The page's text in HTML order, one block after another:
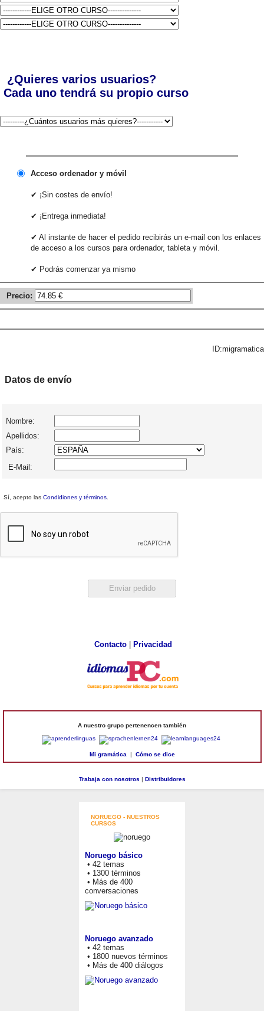
¿Quieres varios usuarios?
Cada uno tendrá su propio curso
Acceso ordenador y móvil
✔ ¡Sin costes de envío!
✔ ¡Entrega inmediata!
✔ Al instante de hacer el pedido recibirás un e-mail con los enlaces
de acceso a los cursos para ordenador, tableta y móvil.
✔ Podrás comenzar ya mismo
Precio:
ID:migramatica
Datos de envío
Nombre:
Apellidos:
País:
E-Mail:
Sí, acepto las Condidiones y términos
Contacto| Privacidad
A nuestro grupo pertenencen también
Mi gramática | Cómo se dice
Trabaja con nosotros | Distribuidores
NORUEGO - NUESTROS
CURSOS
Noruego básico
• 42 temas
• 1300 términos
• Más de 400
conversaciones
Noruego avanzado
• 42 temas
• 1800 nuevos términos
• Más de 400 diálogos